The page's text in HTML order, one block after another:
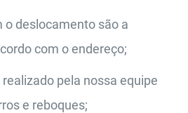
o deslocamento são a
com o endereço;
pela nossa equipe
e reboques;